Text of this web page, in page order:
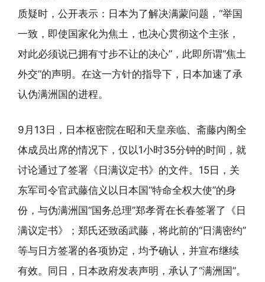
质疑时，公开表示：日本为了解决满蒙问题，“举国
一致，即使国家化为焦土，也决心贯彻这个主张，
对此必须说已拥有寸步不让的决心”，此即所谓“焦土
外交”的声明。在这一方针的指导下，日本加速了承
认伪满洲国的进程。
9月13日，日本枢密院在昭和天皇亲临、斋藤内阁全
体成员出席的情况下，仅以1小时35分钟的时间，就
讨论通过了签署《日满议定书》的文件。15日，关
东军司令官武藤信义以日本国“特命全权大使”的身
份，与伪满洲国“国务总理”郑孝胥在长春签署了《日
满议定书》；郑氏还致函武藤，将此前的“日满密约”
等与日方签署的各项协定，均予确认，并宣布继续
有效。同日，日本政府发表声明，承认了“满洲国”。